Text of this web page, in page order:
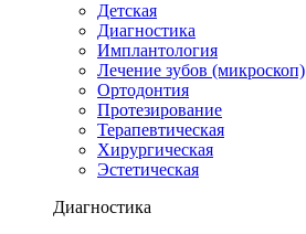
Детская
Диагностика
Имплантология
Лечение зубов (микроскоп)
Ортодонтия
Протезирование
Терапевтическая
Хирургическая
Эстетическая
Диагностика